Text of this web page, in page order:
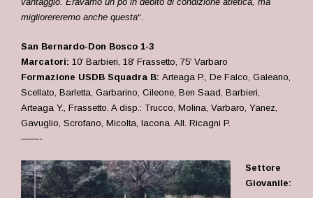
migliorereremo anche questa“.
San Bernardo-Don Bosco 1-3
Marcatori: 10′ Barbieri, 18′ Frassetto, 75′ Varbaro
Formazione USDB Squadra B: Arteaga P., De Falco, Galeano,
Scellato, Barletta, Garbarino, Cileone, Ben Saad, Barbieri,
Arteaga Y., Frassetto. A disp.: Trucco, Molina, Varbaro, Yanez,
Gavuglio, Scrofano, Micolta, Iacona. All. Ricagni P.
——-
Settore
Giovanile: